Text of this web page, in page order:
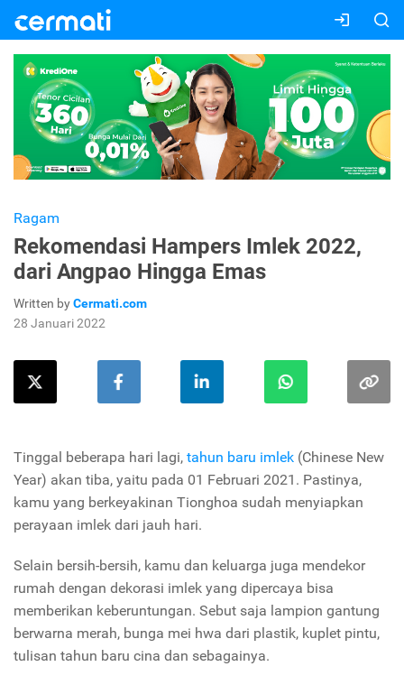
Ragam
Rekomendasi Hampers Imlek 2022,
dari Angpao Hingga Emas
Written byCermati.com
28 Januari 2022
Tinggal beberapa hari lagi, tahun baru imlek (Chinese New
Year) akan tiba, yaitu pada 01 Februari 2021. Pastinya,
kamu yang berkeyakinan Tionghoa sudah menyiapkan
perayaan imlek dari jauh hari.
Selain bersih-bersih, kamu dan keluarga juga mendekor
rumah dengan dekorasi imlek yang dipercaya bisa
memberikan keberuntungan. Sebut saja lampion gantung
berwarna merah, bunga mei hwa dari plastik, kuplet pintu,
tulisan tahun baru cina dan sebagainya.